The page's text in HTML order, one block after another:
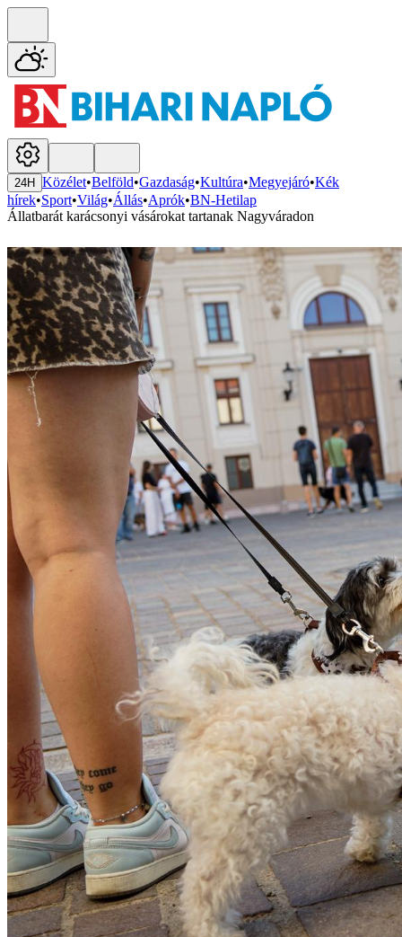
24H Közélet•Belföld•Gazdaság•Kultúra•Megyejáró•Kék
hírek•Sport•Világ•Állás•Aprók•BN-Hetilap
Állatbarát karácsonyi vásárokat tartanak Nagyváradon